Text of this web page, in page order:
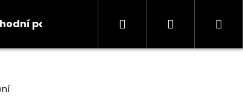
podmínky Kontakty Informace
Hledat Přihlášení